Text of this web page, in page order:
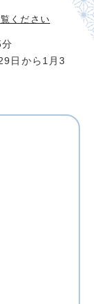
ください
日から1月3